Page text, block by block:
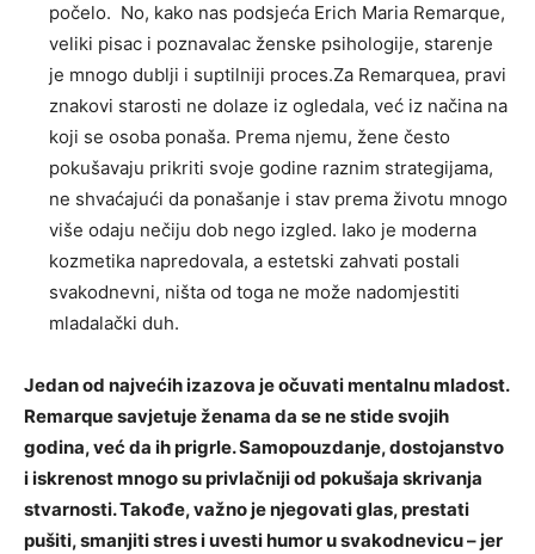
počelo. No, kako nas podsjeća Erich Maria Remarque,
veliki pisac i poznavalac ženske psihologije, starenje
je mnogo dublji i suptilniji proces.Za Remarquea, pravi
znakovi starosti ne dolaze iz ogledala, već iz načina na
koji se osoba ponaša. Prema njemu, žene često
pokušavaju prikriti svoje godine raznim strategijama,
ne shvaćajući da ponašanje i stav prema životu mnogo
više odaju nečiju dob nego izgled. Iako je moderna
kozmetika napredovala, a estetski zahvati postali
svakodnevni, ništa od toga ne može nadomjestiti
mladalački duh.
Jedan od najvećih izazova je očuvati mentalnu mladost.
Remarque savjetuje ženama da se ne stide svojih
godina, već da ih prigrle. Samopouzdanje, dostojanstvo
i iskrenost mnogo su privlačniji od pokušaja skrivanja
stvarnosti. Takođe, važno je njegovati glas, prestati
pušiti, smanjiti stres i uvesti humor u svakodnevicu – jer